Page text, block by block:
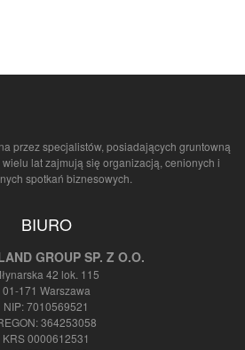
przez specjalistów, posiadających gruntowną
lat zajmują się organizacją, cenionych i
spotkań biznesowych.
BIURO
GROUP SP. Z O.O.
42 lok. 115
01-171 Warszawa
NIP: 7010569521
364253058
KRS 0000612531